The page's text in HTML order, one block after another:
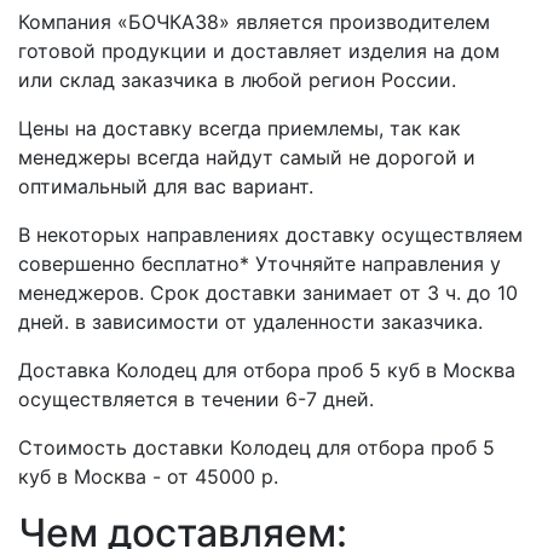
Компания «БОЧКА38» является производителем
готовой продукции и доставляет изделия на дом
или склад заказчика в любой регион России.
Цены на доставку всегда приемлемы, так как
менеджеры всегда найдут самый не дорогой и
оптимальный для вас вариант.
В некоторых направлениях доставку осуществляем
совершенно бесплатно* Уточняйте направления у
менеджеров. Срок доставки занимает от 3 ч. до 10
дней. в зависимости от удаленности заказчика.
Доставка Колодец для отбора проб 5 куб в Москва
осуществляется в течении 6-7 дней.
Стоимость доставки Колодец для отбора проб 5
куб в Москва - от 45000 р.
Чем доставляем: